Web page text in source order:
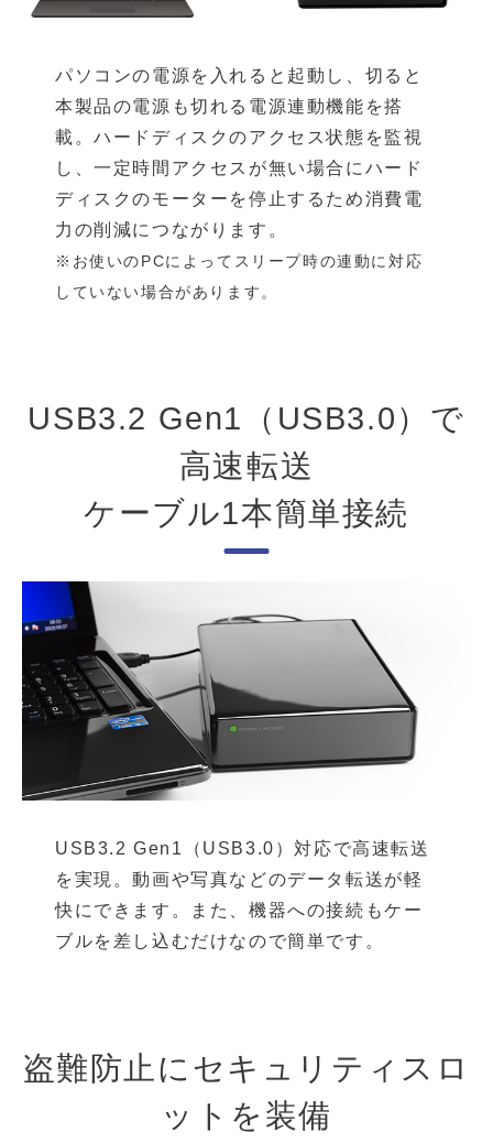
パソコンの電源を入れると起動し、切ると
本製品の電源も切れる電源連動機能を搭
載。ハードディスクのアクセス状態を監視
し、一定時間アクセスが無い場合にハード
ディスクのモーターを停止するため消費電
力の削減につながります。
※お使いのPCによってスリープ時の連動に対応
していない場合があります。
USB3.2 Gen1（USB3.0）で
高速転送
ケーブル1本簡単接続
USB3.2 Gen1（USB3.0）対応で高速転送
を実現。動画や写真などのデータ転送が軽
快にできます。また、機器への接続もケー
ブルを差し込むだけなので簡単です。
盗難防止にセキュリティスロ
ットを装備